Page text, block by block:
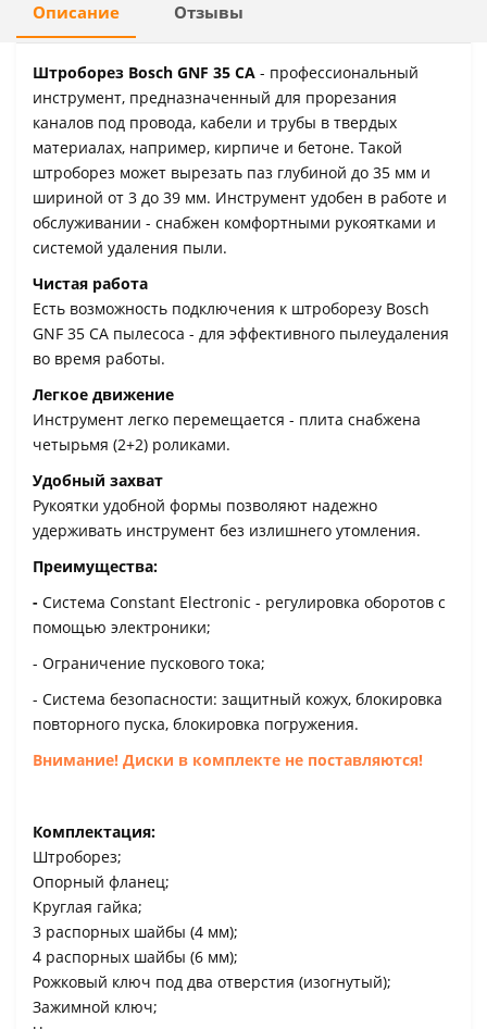
Описание Отзывы
Штроборез Bosch GNF 35 CA - профессиональный
инструмент, предназначенный для прорезания
каналов под провода, кабели и трубы в твердых
материалах, например, кирпиче и бетоне. Такой
штроборез может вырезать паз глубиной до 35 мм и
шириной от 3 до 39 мм. Инструмент удобен в работе и
обслуживании - снабжен комфортными рукоятками и
системой удаления пыли.
Чистая работа
Есть возможность подключения к штроборезу Bosch
GNF 35 CA пылесоса - для эффективного пылеудаления
во время работы.
Легкое движение
Инструмент легко перемещается - плита снабжена
четырьмя (2+2) роликами.
Удобный захват
Рукоятки удобной формы позволяют надежно
удерживать инструмент без излишнего утомления.
Преимущества:
- Система Constant Electronic - регулировка оборотов с
помощью электроники;
- Ограничение пускового тока;
- Система безопасности: защитный кожух, блокировка
повторного пуска, блокировка погружения.
Внимание! Диски в комплекте не поставляются!
Комплектация:
Штроборез;
Опорный фланец;
Круглая гайка;
3 распорных шайбы (4 мм);
4 распорных шайбы (6 мм);
Рожковый ключ под два отверстия (изогнутый);
Зажимной ключ;